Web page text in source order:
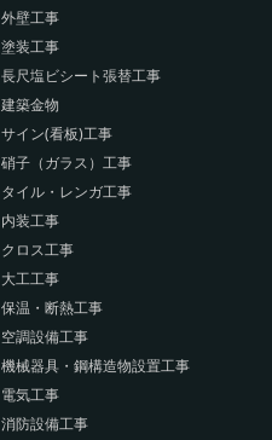
外壁工事
塗装工事
長尺塩ビシート張替工事
建築金物
サイン(看板)工事
硝子（ガラス）工事
タイル・レンガ工事
内装工事
クロス工事
大工工事
保温・断熱工事
空調設備工事
機械器具・鋼構造物設置工事
電気工事
消防設備工事